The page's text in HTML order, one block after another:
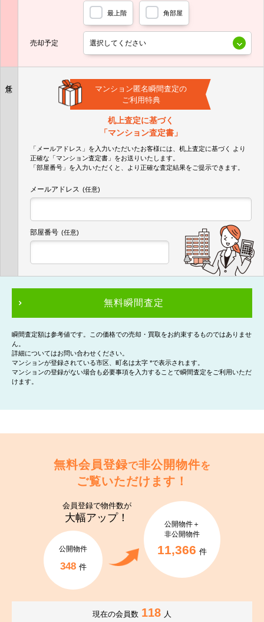
最上階 角部屋
売却予定
マンション匿名瞬間査定の
ご利用特典
机上査定に基づく
「マンション査定書」
「メールアドレス」を入力いただいたお客様には、机上査定に基づく
より
正確な 「マンション査定書」 をお送りいたします。
「部屋番号」を入力いただくと、より正確な査定結果をご提示できます。
メールアドレス (任意)
部屋番号 (任意)
無料瞬間査定
瞬間査定額は参考値です。この価格での売却・買取をお約束するものではありませ
ん。
詳細についてはお問い合わせください。
マンションが登録されている市区、町名は太字 *で表示されます。
マンションの登録がない場合も必要事項を入力することで瞬間査定をご利用いただ
けます。
無料会員登録で非公開物件を
ご覧いただけます！
会員登録で物件数が
大幅アップ！
公開物件
348 件
公開物件＋
非公開物件
11,366 件
現在の会員数 118 人